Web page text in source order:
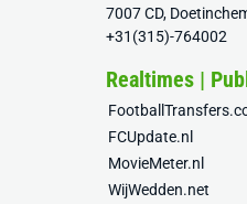
7007 CD,
+31(315)-764002
Realtimes |
FCUpdate.nl
MovieMeter.nl
WijWedden.net